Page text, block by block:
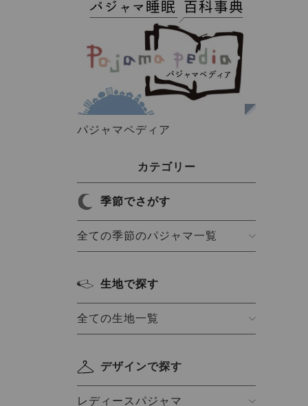
パジャマペディア
カテゴリー
季節でさがす
全ての季節のパジャマ一覧
生地で探す
全ての生地一覧
デザインで探す
レディースパジャマ